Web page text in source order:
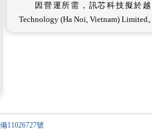
因營運所需，訊芯科技擬於越
Technology (Ha Noi, Vietnam) Limited
11026727號